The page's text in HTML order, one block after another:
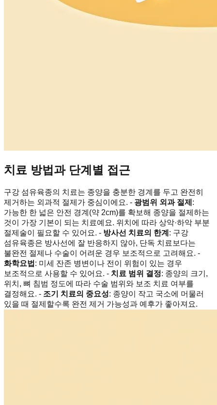
치료 방법과 단계별 접근
구강 섬유육종의 치료는 종양을 충분한 경계를 두고 완전히
제거하는 외과적 절제가 중심이에요. - 광범위 외과 절제 :
가능한 한 넓은 안전 경계(약 2cm)를 확보해 종양을 절제하는
것이 가장 기본이 되는 치료예요. 위치에 따라 상악·하악 부분
절제술이 필요할 수 있어요. - 방사선 치료의 한계 : 구강
섬유육종은 방사선에 잘 반응하지 않아, 단독 치료보다는
불완전 절제나 수술이 어려운 경우 보조적으로 고려해요. -
화학요법 : 미세 잔존 병변이나 전이 위험이 있는 경우
보조적으로 사용할 수 있어요. - 치료 범위 결정: 종양의 크기,
위치, 뼈 침범 정도에 따라 수술 범위와 보조 치료 여부를
결정해요. - 조기 치료의 중요성: 종양이 작고 국소에 머물러
있을 때 절제할수록 완전 제거 가능성과 예후가 좋아져요.